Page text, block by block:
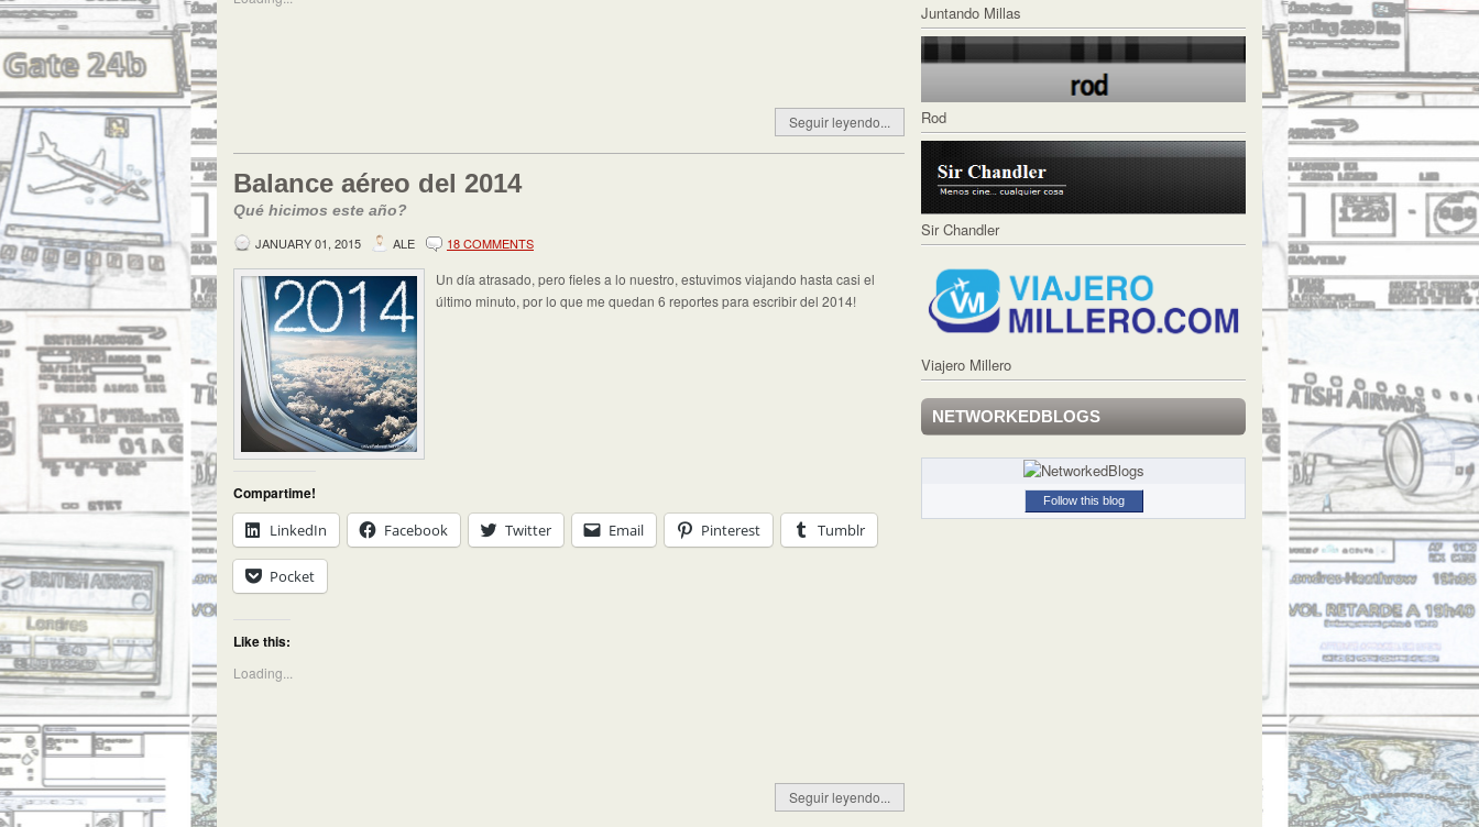
Seguir leyendo...
Balance aéreo del 2014
Qué hicimos este año?
JANUARY 01, 2015
ALE 18 COMMENTS
Un día atrasado, pero fieles a lo nuestro, estuvimos viajando hasta casi el
último minuto, por lo que me quedan 6 reportes para escribir del 2014!
Compartime!
LinkedIn
Facebook Twitter Email Pinterest Tumblr
Pocket
Like this:
Loading...
Seguir leyendo...
Juntando Millas
Rod
Sir Chandler
Viajero Millero
NETWORKEDBLOGS
Follow this blog